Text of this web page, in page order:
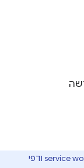
אפשר להשתמש ב-Tabs API על ידי service worker ודפי